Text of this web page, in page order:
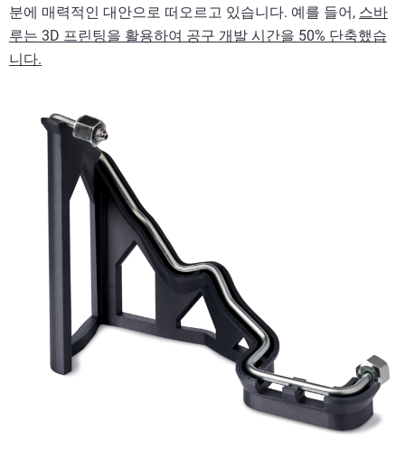
분에 매력적인 대안으로 떠오르고 있습니다. 예를 들어, 스바
루는 3D 프린팅을 활용하여 공구 개발 시간을 50% 단축했습
니다.